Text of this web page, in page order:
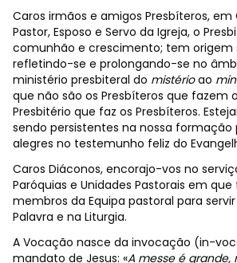
Caros irmãos e amigos Presbíteros, em
Pastor, Esposo e Servo da Igreja, o
comunhão e crescimento; tem origem
refletindo-se e prolongando-se no
ministério presbiteral do mistérioao
que não são os Presbíteros que fazem
Presbitério que faz os Presbíteros.
sendo persistentes na nossa
alegres no testemunho feliz do
Caros Diáconos, encorajo-vos no
Paróquias e Unidades Pastorais em
membros da Equipa pastoral para
Palavra e na Liturgia.
A Vocação nasce da invocação (in-
mandato de Jesus: «A messe é grande,